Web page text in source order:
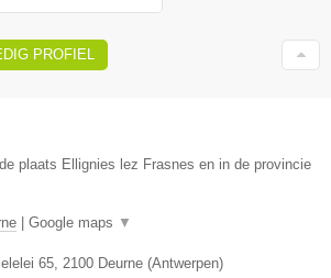
PROFIEL
plaats Ellignies lez Frasnes en in de provincie
Google maps ▼
65, 2100 Deurne (Antwerpen)